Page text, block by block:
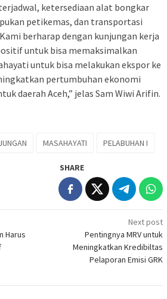
ketersediaan alat bongkar
petikemas, dan transportasi
berharap dengan kunjungan kerja
untuk bisa memaksimalkan
untuk bisa melakukan ekspor ke
pertumbuhan ekonomi
daerah Aceh,” jelas Sam Wiwi Arifin.
MASAHAYATI PELABUHAN I
SHARE
Harus
Next post
Pentingnya MRV untuk
Meningkatkan Kredibiltas
Pelaporan Emisi GRK